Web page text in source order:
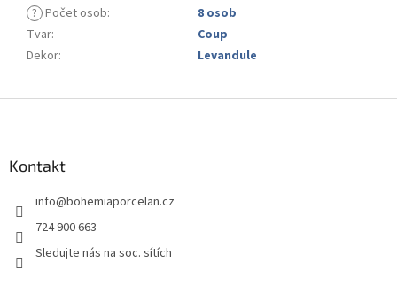
? Počet osob:
8 osob
Tvar:
Coup
Dekor: Levandule
Kontakt
info@bohemiaporcelan.cz
724 900 663
Sledujte nás na soc. sítích